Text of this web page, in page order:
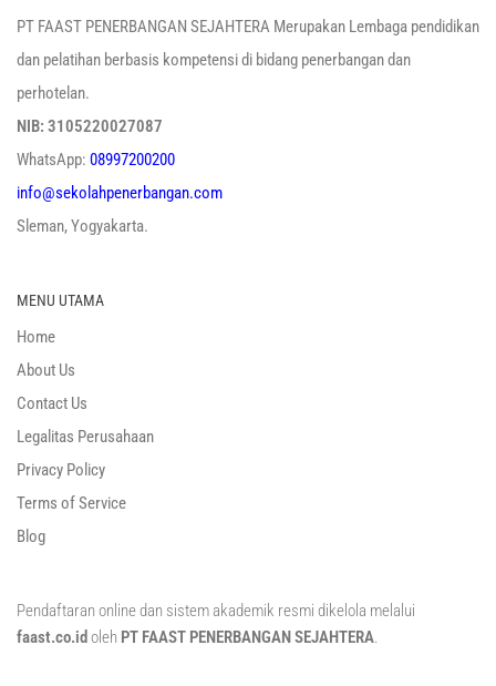
PT FAAST PENERBANGAN SEJAHTERA Merupakan Lembaga pendidikan
dan pelatihan berbasis kompetensi di bidang penerbangan dan
perhotelan.
NIB: 3105220027087
WhatsApp: 08997200200
info@sekolahpenerbangan.com
Sleman, Yogyakarta.
MENU UTAMA
Home
About Us
Contact Us
Legalitas Perusahaan
Privacy Policy
Terms of Service
Blog
Pendaftaran online dan sistem akademik resmi dikelola melalui
faast.co.id oleh PT FAAST PENERBANGAN SEJAHTERA.